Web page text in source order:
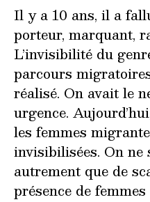
Il y a 10 ans, il a
porteur, marquant,
L’invisibilité du
parcours
réalisé. On avait le
urgence.
les femmes
invisibilisées. On ne
autrement que de
présence de